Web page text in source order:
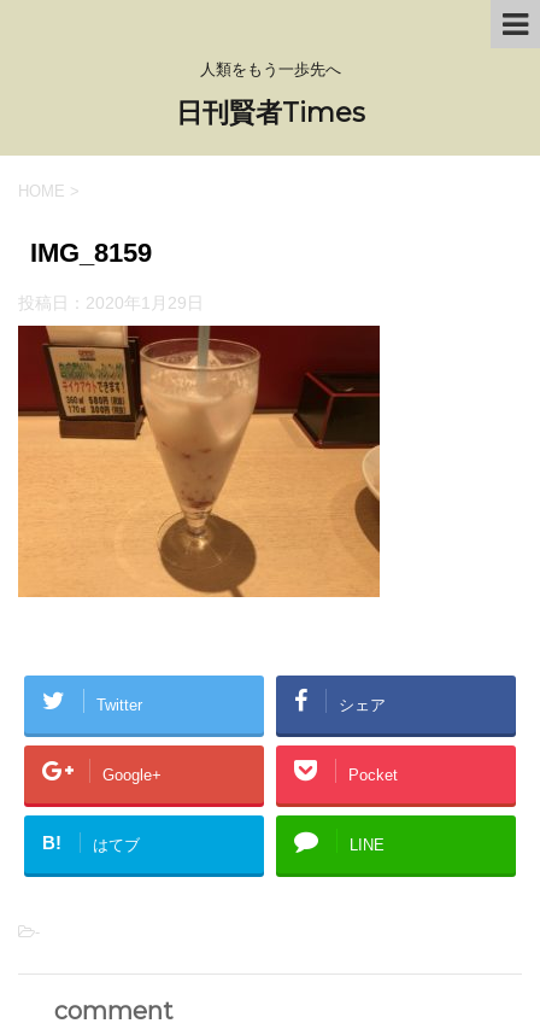
人類をもう一歩先へ
日刊賢者Times
HOME >
IMG_8159
投稿日： 2020年1月29日
Twitter シェア
Google+ Pocket
B! はてブ LINE
-
comment